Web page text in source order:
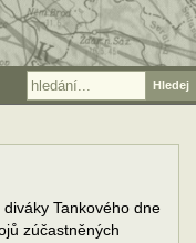
Tankového dne
zúčastněných